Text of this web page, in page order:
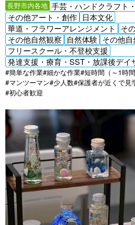
長野市内各地 手芸・ハンドクラフト
その他アート・創作 日本文化
華道・フラワーアレンジメント
そ
その他自然観察 自然体験 その他
フリースクール・不登校支援
発達支援・療育・SST・放課後デイ
#簡単な作業#細かな作業#短時間（～1時
#マンツーマン#少人数#保護者が近くで見
#初心者歓迎